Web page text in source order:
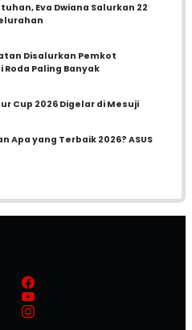
Eva Dwiana Salurkan 22
Disalurkan Pemkot
Paling Banyak
Cup 2026 Digelar di Mesuji
Apa yang Terbaik 2026? ASUS